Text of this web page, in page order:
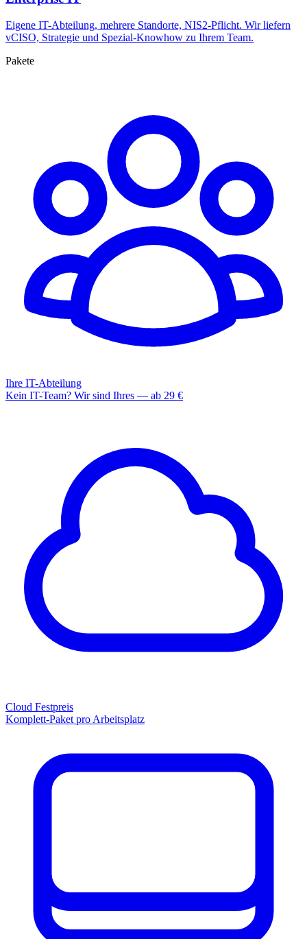
Eigene IT-Abteilung, mehrere Standorte, NIS2-Pflicht. Wir liefern
vCISO, Strategie und Spezial-Knowhow zu Ihrem Team.
Pakete
Ihre IT-Abteilung
Kein IT-Team? Wir sind Ihres — ab 29 €
Cloud Festpreis
Komplett-Paket pro Arbeitsplatz